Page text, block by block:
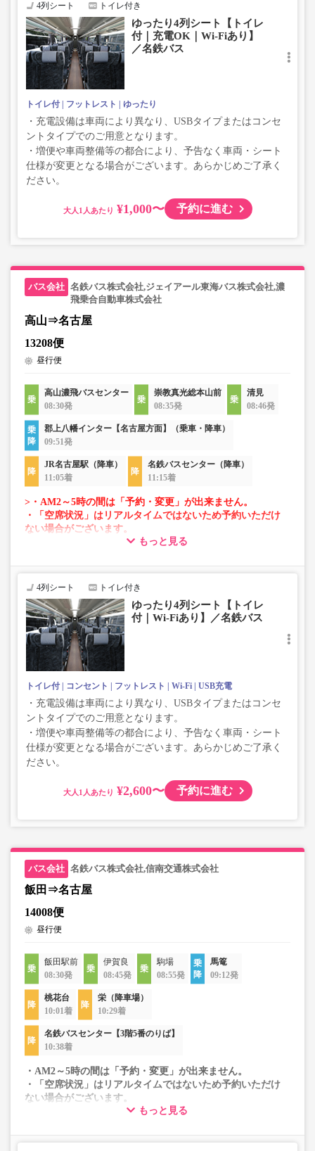
4列シート トイレ付き
ゆったり4列シート【トイレ
付｜充電OK｜Wi-Fiあり】
／名鉄バス
トイレ付 フットレスト ゆったり
・充電設備は車両により異なり、USBタイプまたはコンセ
ントタイプでのご用意となります。
・増便や車両整備等の都合により、予告なく車両・シート
仕様が変更となる場合がございます。あらかじめご了承く
ださい。
大人 ¥1,000〜 予約に進む
名鉄バス株式会社,ジェイアール東海バス株式会社,濃
飛乗合自動車株式会社
高山⇒名古屋
13208便
昼行便
高山濃飛バスセンター
08:30発
崇教真光総本山前
08:35発
清見
08:46発
郡上八幡インター【名古屋方面】（乗車・降車）
09:51発
JR名古屋駅（降車）
11:05着
名鉄バスセンター（降車）
11:15着
>・AM2～5時の間は「予約・変更」が出来ません。
・「空席状況」はリアルタイムではないため予約いただけ
ない場合がございます。
・車両は予告なく変更となる場合がございます。これに伴
で、あらかじめご了承ください。
もっと見る
4列シート トイレ付き
ゆったり4列シート【トイレ
付｜Wi-Fiあり】／名鉄バス
トイレ付 コンセント フットレスト Wi-Fi USB充電
・充電設備は車両により異なり、USBタイプまたはコンセ
ントタイプでのご用意となります。
・増便や車両整備等の都合により、予告なく車両・シート
仕様が変更となる場合がございます。あらかじめご了承く
ださい。
大人 ¥2,600〜 予約に進む
名鉄バス株式会社,信南交通株式会社
飯田⇒名古屋
14008便
昼行便
飯田駅前
08:30発
伊賀良
08:45発
駒場
08:55発
馬篭
09:12発
桃花台
10:01着
栄（降車場）
10:29着
名鉄バスセンター【3階5番のりば】
10:38着
・AM2～5時の間は「予約・変更」が出来ません。
・「空席状況」はリアルタイムではないため予約いただけ
ない場合がございます。
・車両は予告なく変更となる場合がございます。これに伴
で、あらかじめご了承ください。
もっと見る